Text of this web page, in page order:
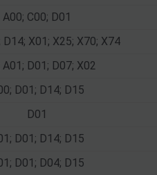
A00; C00; D01
D14; X01; X25; X70; X74
A01; D01; D07; X02
D01; D14; D15
D01
D01; D14; D15
D01; D04; D15